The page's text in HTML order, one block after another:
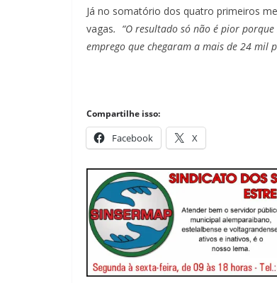
Já no somatório dos quatro primeiros
vagas. “O resultado só não é pior
emprego que chegaram a mais de 24 mil
Compartilhe isso:
Facebook X